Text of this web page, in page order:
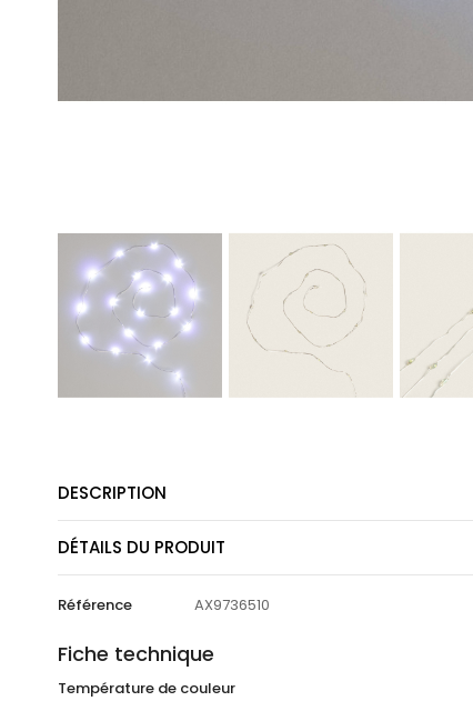
DESCRIPTION
DÉTAILS DU PRODUIT
Référence AX9736510
Fiche technique
Température de couleur